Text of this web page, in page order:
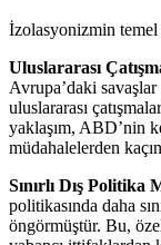
İzolasyonizmin
Uluslararası
Avrupa’daki
uluslararası
yaklaşım, ABD’nin
müdahalelerden
Sınırlı Dış Politika
politikasında daha
öngörmüştür. Bu,